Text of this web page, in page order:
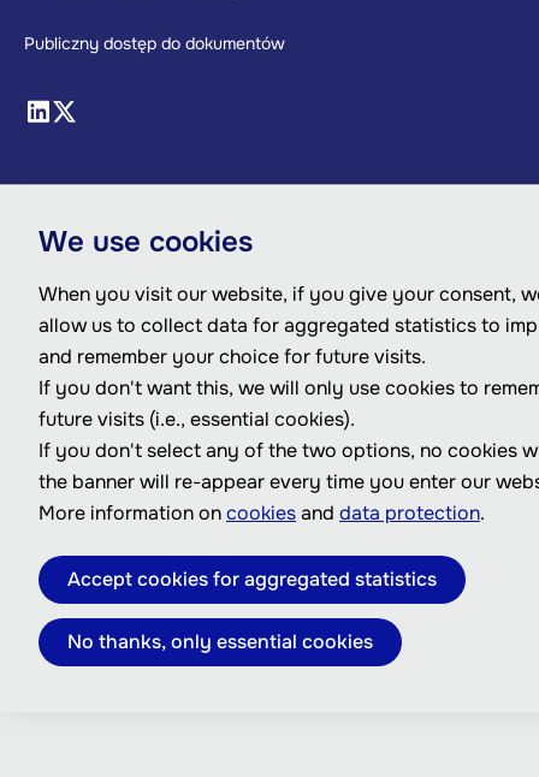
Publiczny dostęp do dokumentów
We use cookies
When you visit our website, if you give your consent,
allow us to collect data for aggregated statistics to
and remember your choice for future visits.
If you don't want this, we will only use cookies to
future visits (i.e., essential cookies).
If you don't select any of the two options, no cookies
the banner will re-appear every time you enter our
More information oncookiesand data protection.
Accept cookies for aggregated statistics
No thanks, only essential cookies